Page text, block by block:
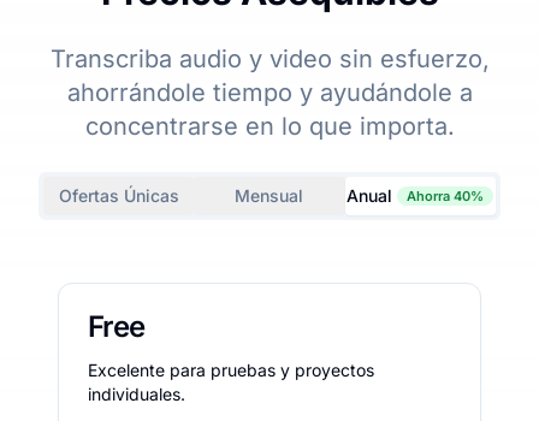
Transcriba audio y video sin esfuerzo,
ahorrándole tiempo y ayudándole a
concentrarse en lo que importa.
Ofertas Únicas Mensual Anual Ahorra 40%
Free
Excelente para pruebas y proyectos
individuales.